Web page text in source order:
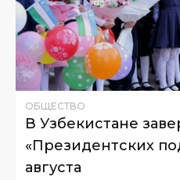
ОБЩЕСТВО
В Узбекистане
«Президентских
августа